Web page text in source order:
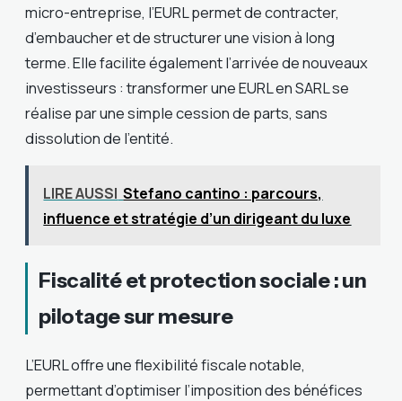
micro-entreprise, l’EURL permet de contracter,
d’embaucher et de structurer une vision à long
terme. Elle facilite également l’arrivée de nouveaux
investisseurs : transformer une EURL en SARL se
réalise par une simple cession de parts, sans
dissolution de l’entité.
LIRE AUSSI Stefano cantino : parcours,
influence et stratégie d’un dirigeant du luxe
Fiscalité et protection sociale : un
pilotage sur mesure
L’EURL offre une flexibilité fiscale notable,
permettant d’optimiser l’imposition des bénéfices